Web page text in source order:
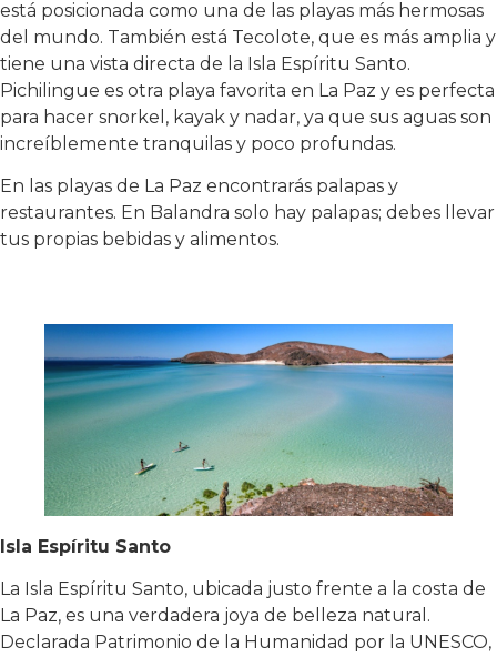
está posicionada como una de las playas más hermosas
del mundo. También está Tecolote, que es más amplia y
tiene una vista directa de la Isla Espíritu Santo.
Pichilingue es otra playa favorita en La Paz y es perfecta
para hacer snorkel, kayak y nadar, ya que sus aguas son
increíblemente tranquilas y poco profundas.
En las playas de La Paz encontrarás palapas y
restaurantes. En Balandra solo hay palapas; debes llevar
tus propias bebidas y alimentos.
Isla Espíritu Santo
La Isla Espíritu Santo, ubicada justo frente a la costa de
La Paz, es una verdadera joya de belleza natural.
Declarada Patrimonio de la Humanidad por la UNESCO,